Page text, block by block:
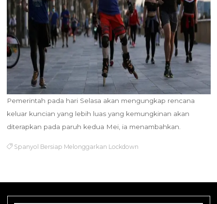
Pemerintah pada hari Selasa akan mengungkap rencana
keluar kuncian yang lebih luas yang kemungkinan akan
diterapkan pada paruh kedua Mei, ia menambahkan.
Spanyol Bersiap Melonggarkan Lockdown